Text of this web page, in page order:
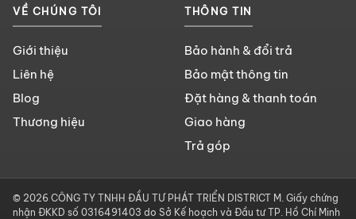
VỀ CHÚNG TÔI
Giới thiệu
Liên hệ
Blog
Thương hiệu
THÔNG TIN
Bảo hành & đổi trả
Bảo mật thông tin
Đặt hàng & thanh toán
Giao hàng
Trả góp
© 2026 CÔNG TY TNHH ĐẦU TƯ PHÁT TRIỂN DISTRICT M. Giấy chứng
nhận ĐKKD số 0316491403 do Sở Kế hoạch và Đầu tư TP. Hồ Chí Minh